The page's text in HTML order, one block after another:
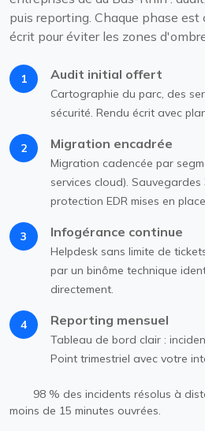
puis reporting. Chaque phase est
écrit pour éviter les zones
1 Audit initial offert
Cartographie du parc, des
sécurité. Rendu écrit avec
2 Migration encadrée
Migration cadencée par
services cloud).
protection EDR mises en
3 Infogérance continue
Helpdesk sans limite de
par un binôme technique
directement.
4 Reporting mensuel
Tableau de bord clair :
Point trimestriel avec votre
98 % des incidents résolus à
moins de 15 minutes ouvrées.